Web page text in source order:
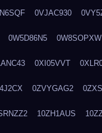
0VJAC930
0W5D86N5 0W8SOPXW
0XI05VVT
0ZVYGAG2
10ZH1AUS